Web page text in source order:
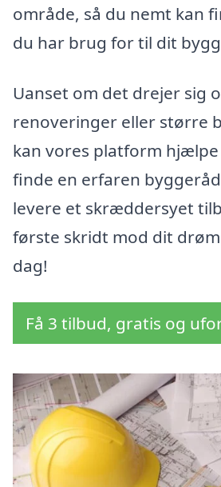
område, så du nemt kan
du har brug for til dit
Uanset om det drejer sig
renoveringer eller større
kan vores platform
finde en erfaren
levere et skræddersyet
første skridt mod dit
dag!
Få 3 tilbud, gratis og